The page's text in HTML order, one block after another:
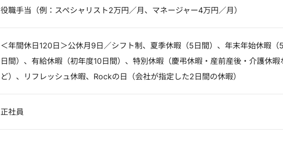
役職手当（例：スペシャリスト2万円／月、マネージャー4万円／月）
＜年間休日120日＞公休月9日／シフト制、夏季休暇（5日間）、年末年始休暇（5
日間）、有給休暇（初年度10日間）、特別休暇（慶弔休暇・産前産後・介護休暇
ど）、リフレッシュ休暇、Rockの日（会社が指定した2日間の休暇）
正社員